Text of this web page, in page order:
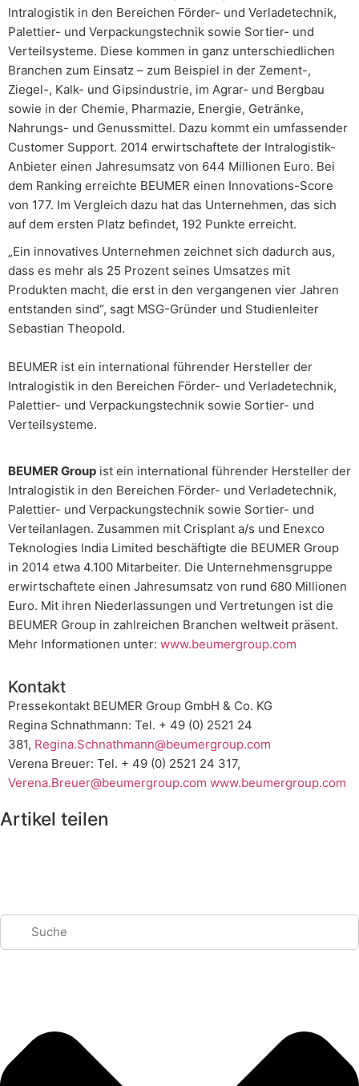
Intralogistik in den Bereichen Förder- und Verladetechnik,
Palettier- und Verpackungstechnik sowie Sortier- und
Verteilsysteme. Diese kommen in ganz unterschiedlichen
Branchen zum Einsatz – zum Beispiel in der Zement-,
Ziegel-, Kalk- und Gipsindustrie, im Agrar- und Bergbau
sowie in der Chemie, Pharmazie, Energie, Getränke,
Nahrungs- und Genussmittel. Dazu kommt ein umfassender
Customer Support. 2014 erwirtschaftete der Intralogistik-
Anbieter einen Jahresumsatz von 644 Millionen Euro. Bei
dem Ranking erreichte BEUMER einen Innovations-Score
von 177. Im Vergleich dazu hat das Unternehmen, das sich
auf dem ersten Platz befindet, 192 Punkte erreicht.
„Ein innovatives Unternehmen zeichnet sich dadurch aus,
dass es mehr als 25 Prozent seines Umsatzes mit
Produkten macht, die erst in den vergangenen vier Jahren
entstanden sind“, sagt MSG-Gründer und Studienleiter
Sebastian Theopold.
BEUMER ist ein international führender Hersteller der
Intralogistik in den Bereichen Förder- und Verladetechnik,
Palettier- und Verpackungstechnik sowie Sortier- und
Verteilsysteme.
BEUMER Group ist ein international führender Hersteller der
Intralogistik in den Bereichen Förder- und Verladetechnik,
Palettier- und Verpackungstechnik sowie Sortier- und
Verteilanlagen. Zusammen mit Crisplant a/s und Enexco
Teknologies India Limited beschäftigte die BEUMER Group
in 2014 etwa 4.100 Mitarbeiter. Die Unternehmensgruppe
erwirtschaftete einen Jahresumsatz von rund 680 Millionen
Euro. Mit ihren Niederlassungen und Vertretungen ist die
BEUMER Group in zahlreichen Branchen weltweit präsent.
Mehr Informationen unter: www.beumergroup.com
Kontakt
Pressekontakt BEUMER Group GmbH & Co. KG
Regina Schnathmann: Tel. + 49 (0) 2521 24
381, Regina.Schnathmann@beumergroup.com
Verena Breuer: Tel. + 49 (0) 2521 24 317,
Verena.Breuer@beumergroup.com www.beumergroup.com
Artikel teilen